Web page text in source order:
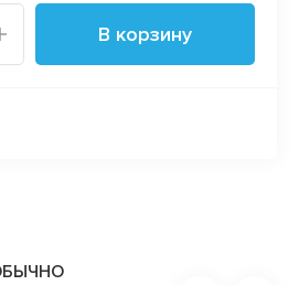
В корзину